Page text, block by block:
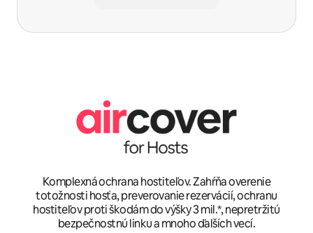
Komplexná ochrana hostiteľov. Zahŕňa overenie
totožnosti hosťa, preverovanie rezervácií, ochranu
hostiteľov proti škodám do výšky 3 mil.*, nepretržitú
bezpečnostnú linku a mnoho ďalších vecí.